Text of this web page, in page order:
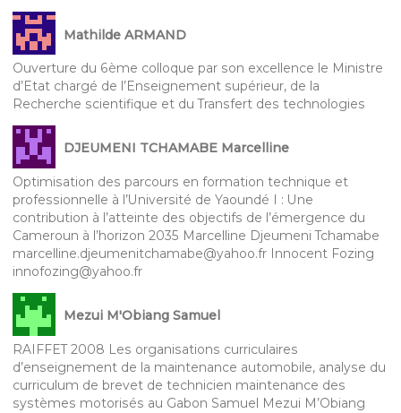
Mathilde ARMAND
Ouverture du 6ème colloque par son excellence le Ministre
d’Etat chargé de l’Enseignement supérieur, de la
Recherche scientifique et du Transfert des technologies
DJEUMENI TCHAMABE Marcelline
Optimisation des parcours en formation technique et
professionnelle à l’Université de Yaoundé I : Une
contribution à l’atteinte des objectifs de l’émergence du
Cameroun à l’horizon 2035 Marcelline Djeumeni Tchamabe
marcelline.djeumenitchamabe@yahoo.fr Innocent Fozing
innofozing@yahoo.fr
Mezui M'Obiang Samuel
RAIFFET 2008 Les organisations curriculaires
d’enseignement de la maintenance automobile, analyse du
curriculum de brevet de technicien maintenance des
systèmes motorisés au Gabon Samuel Mezui M’Obiang